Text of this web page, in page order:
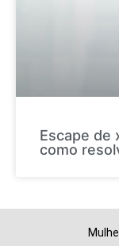
Escape de
como